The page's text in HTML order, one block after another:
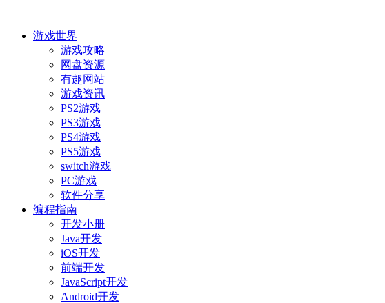
游戏世界
游戏攻略
网盘资源
有趣网站
游戏资讯
PS2游戏
PS3游戏
PS4游戏
PS5游戏
switch游戏
PC游戏
软件分享
编程指南
开发小册
Java开发
iOS开发
前端开发
JavaScript开发
Android开发